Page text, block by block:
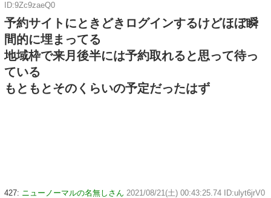
ID:9Zc9zaeQ0
予約サイトにときどきログインするけどほぼ瞬
間的に埋まってる
地域枠で来月後半には予約取れると思って待っ
ている
もともとそのくらいの予定だったはず
427: ニューノーマルの名無しさん 2021/08/21(土) 00:43:25.74 ID:ulyt6jrV0